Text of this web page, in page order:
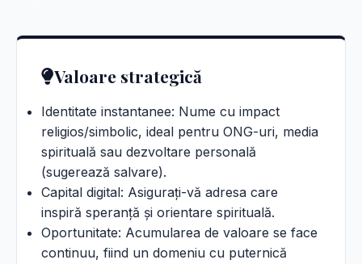
Valoare strategică
Identitate instantanee: Nume cu impact
religios/simbolic, ideal pentru ONG-uri, media
spirituală sau dezvoltare personală
(sugerează salvare).
Capital digital: Asigurați-vă adresa care
inspiră speranță și orientare spirituală.
Oportunitate: Acumularea de valoare se face
continuu, fiind un domeniu cu puternică